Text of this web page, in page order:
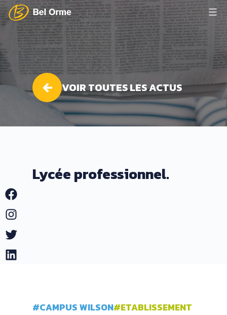
Aller
au
contenu
Lycée
Bel
Orme
VOIR TOUTES LES ACTUS
Lycée professionnel.
#CAMPUS WILSON#ETABLISSEMENT